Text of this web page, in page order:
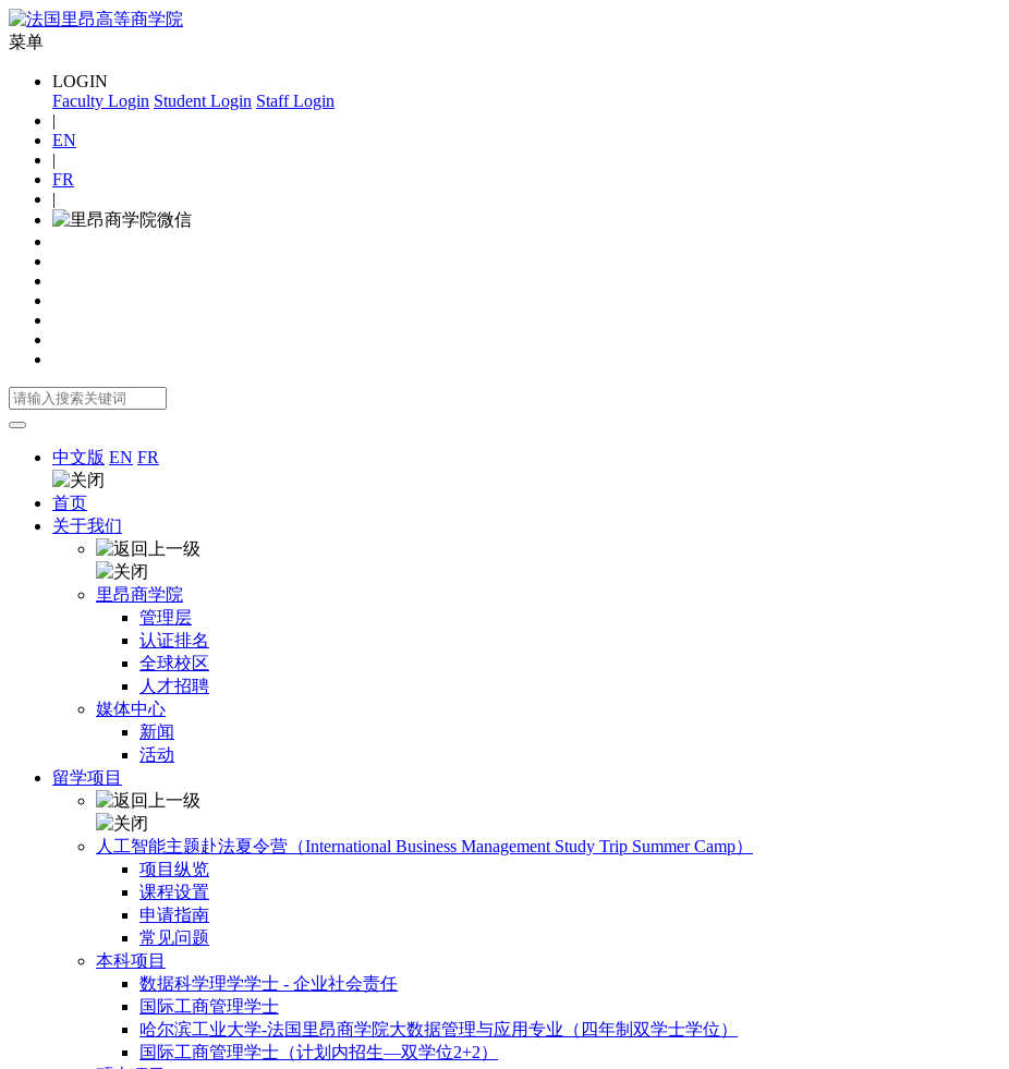
菜单
LOGIN
Faculty Login Student Login Staff Login
|
EN
|
FR
|
中文版 EN FR
首页
关于我们
里昂商学院
管理层
认证排名
全球校区
人才招聘
媒体中心
新闻
活动
留学项目
人工智能主题赴法夏令营（International Business Management Study Trip Summer Camp）
项目纵览
课程设置
申请指南
常见问题
本科项目
数据科学理学学士 - 企业社会责任
国际工商管理学士
哈尔滨工业大学-法国里昂商学院大数据管理与应用专业（四年制双学士学位）
国际工商管理学士（计划内招生—双学位2+2）